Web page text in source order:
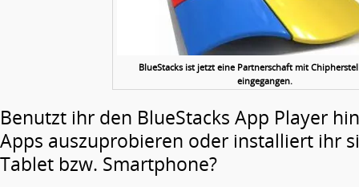
BlueStacks ist jetzt eine Partnerschaft mit
eingegangen.
Benutzt ihr den BlueStacks App Player
Apps auszuprobieren oder installiert ihr
Tablet bzw. Smartphone?